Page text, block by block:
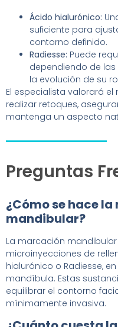
Ácido hialurónico:
suficiente para
contorno definido.
Radiesse: Puede
dependiendo de
la evolución de su
El especialista valorará
realizar retoques,
mantenga un aspecto
Preguntas
¿Cómo se hace
mandibular?
La marcación
microinyecciones de
hialurónico o Radiesse,
mandíbula. Estas
equilibrar el contorno
mínimamente invasiva.